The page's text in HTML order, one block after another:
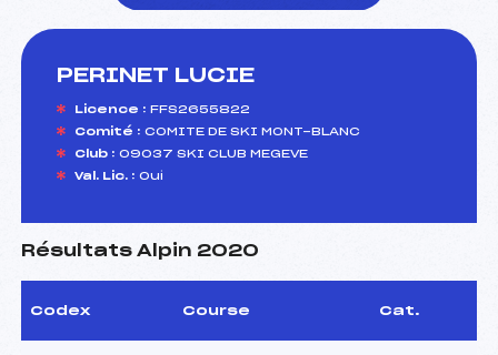
PERINET LUCIE
Licence : FFS2655822
Comité : COMITE DE SKI MONT-BLANC
Club : 09037 SKI CLUB MEGEVE
Val. Lic. : Oui
Résultats Alpin 2020
Codex Course Cat.